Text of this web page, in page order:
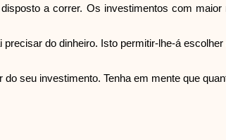
a correr. Os investimentos com
do dinheiro. Isto permitir-lhe-á
seu investimento. Tenha em mente que